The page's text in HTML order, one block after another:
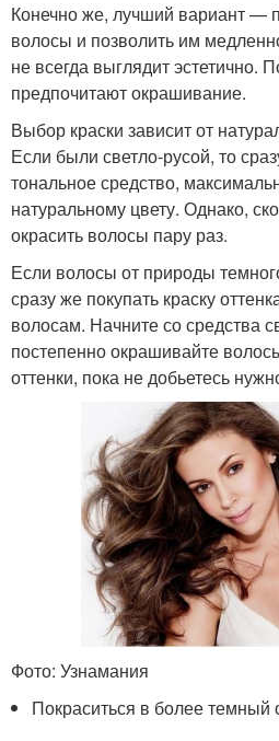
Конечно же, лучший вариант —
волосы и позволить им
не всегда выглядит эстетично.
предпочитают окрашивание.
Выбор краски зависит от
Если были светло-русой, то
тональное средство,
натуральному цвету. Однако,
окрасить волосы пару раз.
Если волосы от природы
сразу же покупать краску
волосам. Начните со средства
постепенно окрашивайте
оттенки, пока не добьетесь
Фото: Узнамания
Покраситься в более темный